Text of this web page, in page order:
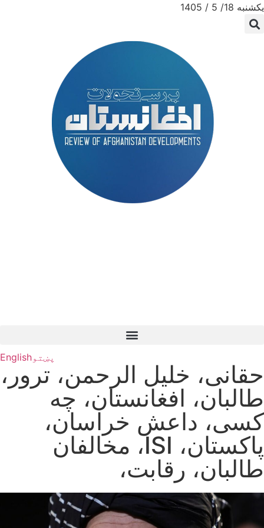
یکشنبه 18/ 5 / 1405
پښتوEnglish
حقانی، خلیل الرحمن، ترور،
طالبان، افغانستان، چه
کسی، داعش خراسان،
پاکستان، ISI، مخالفان
طالبان، رقابت،